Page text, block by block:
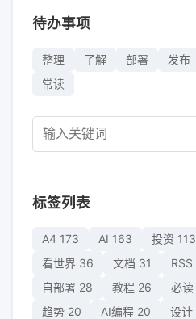
待办事项
整理 了解 部署 发布
常读
标签列表
A4 173 AI 163 投资 113
看世界 36 文档 31 RSS
自部署 28 教程 26 必读
趋势 20 AI编程 20 设计